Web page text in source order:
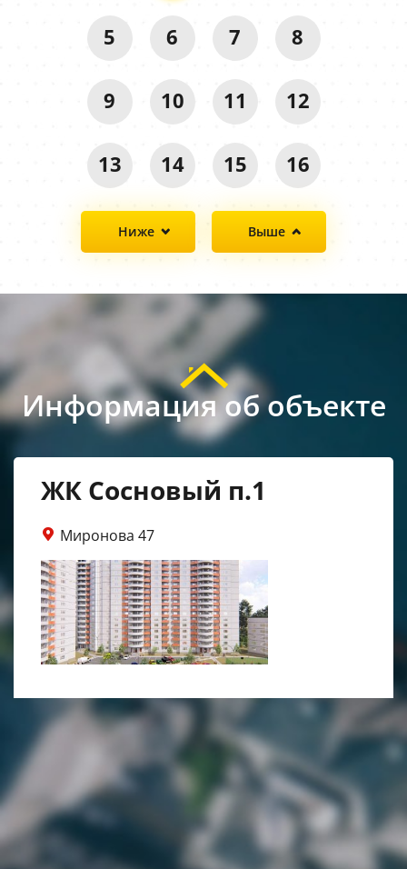
5 6 7 8
9 10 11 12
13 14 15 16
Ниже Выше
Информация об объекте
ЖК Сосновый п.1
Миронова 47